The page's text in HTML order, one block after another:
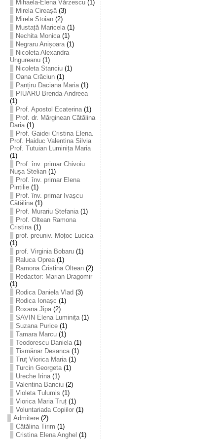
Mihaela-Elena Vărzescu(1)
Mirela Cireașă(3)
Mirela Stoian(2)
Mustață Maricela(1)
Nechita Monica(1)
Negraru Anișoara(1)
Nicoleta Alexandra
Ungureanu(1)
Nicoleta Stanciu(1)
Oana Crăciun(1)
Panțiru Daciana Maria(1)
PIUARU Brenda-Andreea
(1)
Prof. Apostol Ecaterina(1)
Prof. dr. Mărginean Cătălina
Daria(1)
Prof. Gaidei Cristina Elena.
Prof. Haiduc Valentina Silvia
Prof. Tutuian Luminița Maria
(1)
Prof. înv. primar Chivoiu
Nușa Stelian(1)
Prof. înv. primar Elena
Pintilie(1)
Prof. înv. primar Ivașcu
Cătălina(1)
Prof. Murariu Ștefania(1)
Prof. Oltean Ramona
Cristina(1)
prof. preuniv. Moțoc Lucica
(1)
prof. Virginia Bobaru(1)
Raluca Oprea(1)
Ramona Cristina Oltean(2)
Redactor: Marian Dragomir
(1)
Rodica Daniela Vlad (3)
Rodica Ionașc (1)
Roxana Jipa(2)
SAVIN Elena Luminița(1)
Suzana Purice(1)
Tamara Marcu(1)
Teodorescu Daniela(1)
Tismănar Desanca(1)
Truț Viorica Maria(1)
Turcin Georgeta(1)
Ureche Irina(1)
Valentina Banciu(2)
Violeta Tulumis (1)
Viorica Maria Truț(1)
Voluntariada Copiilor(1)
Admitere(2)
Cătălina Tirim (1)
Cristina Elena Anghel (1)